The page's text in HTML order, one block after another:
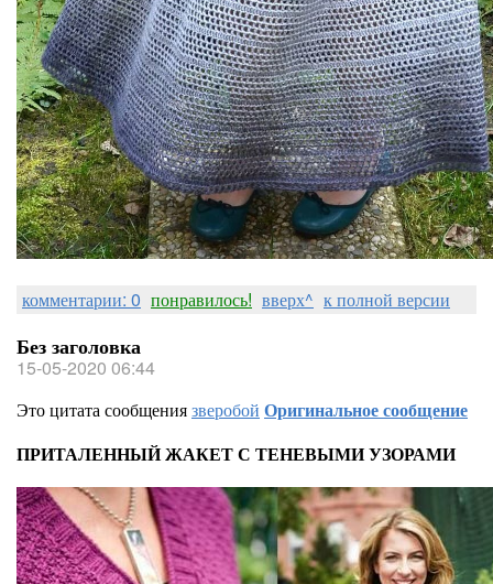
комментарии: 0 понравилось! вверх^ к полной версии
Без заголовка
15-05-2020 06:44
Это цитата сообщениязверобой Оригинальное сообщение
ПРИТАЛЕННЫЙ ЖАКЕТ С ТЕНЕВЫМИ УЗОРАМИ